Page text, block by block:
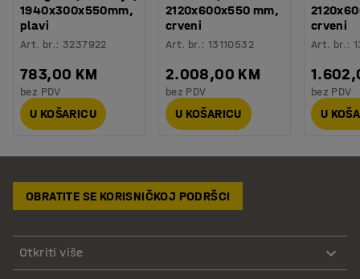
1940x300x550mm,
plavi
Art. br.:3237922
783,00 KM
bez PDV
U KOŠARICU
2120x600x550 mm,
crveni
Art. br.: 13110532
2.008,00 KM
bez PDV
U KOŠARICU
crveni
Art. br.:
bez PDV
U
OBRATITE SE KORISNIČKOJ PODRŠCI
Otkriti više